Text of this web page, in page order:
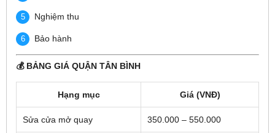
Nghiệm thu
Bảo hành
💰 BẢNG GIÁ QUẬN TÂN BÌNH
Hạng mục Giá (VNĐ)
Sửa cửa mở quay 350.000 – 550.000